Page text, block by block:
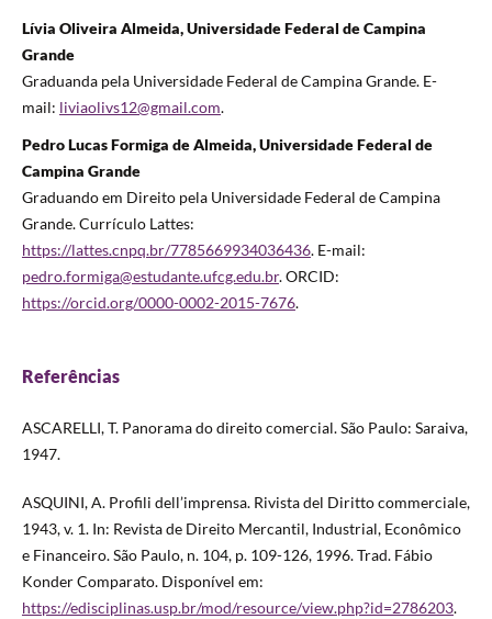
Lívia Oliveira Almeida, Universidade Federal de Campina
Grande
Graduanda pela Universidade Federal de Campina Grande. E-
mail: liviaolivs12@gmail.com.
Pedro Lucas Formiga de Almeida, Universidade Federal de
Campina Grande
Graduando em Direito pela Universidade Federal de Campina
Grande. Currículo Lattes:
https://lattes.cnpq.br/7785669934036436. E-mail:
pedro.formiga@estudante.ufcg.edu.br. ORCID:
https://orcid.org/0000-0002-2015-7676.
Referências
ASCARELLI, T. Panorama do direito comercial. São Paulo: Saraiva,
1947.
ASQUINI, A. Profili dell’imprensa. Rivista del Diritto commerciale,
1943, v. 1. In: Revista de Direito Mercantil, Industrial, Econômico
e Financeiro. São Paulo, n. 104, p. 109-126, 1996. Trad. Fábio
Konder Comparato. Disponível em:
https://edisciplinas.usp.br/mod/resource/view.php?id=2786203.